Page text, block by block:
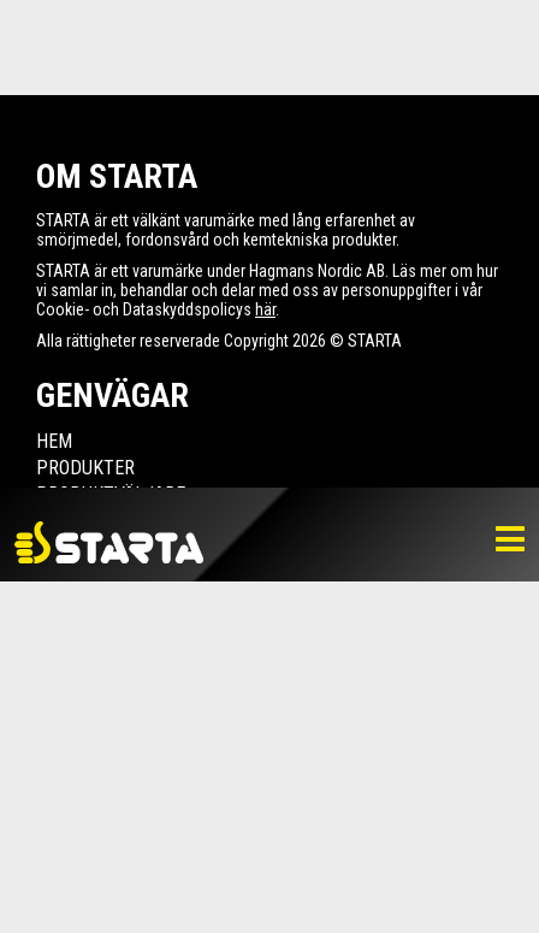
OM STARTA
STARTA är ett välkänt varumärke med lång erfarenhet av
smörjmedel, fordonsvård och kemtekniska produkter.
STARTA är ett varumärke under Hagmans Nordic AB. Läs mer om hur
vi samlar in, behandlar och delar med oss av personuppgifter i vår
Cookie- och Dataskyddspolicys här.
Alla rättigheter reserverade Copyright 2026 © STARTA
GENVÄGAR
HEM
PRODUKTER
PRODUKTVÄLJARE
HITTA ÅTERFÖRSÄLJARE
NYHETER